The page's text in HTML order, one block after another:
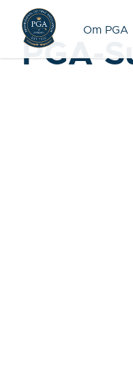
Om PGA
PGA-